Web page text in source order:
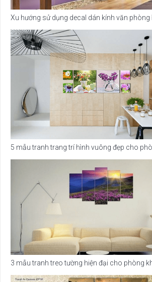
Xu hướng sử dụng decal dán kính văn phòng
5 mẫu tranh trang trí hình vuông đẹp cho
3 mẫu tranh treo tường hiện đại cho phòng